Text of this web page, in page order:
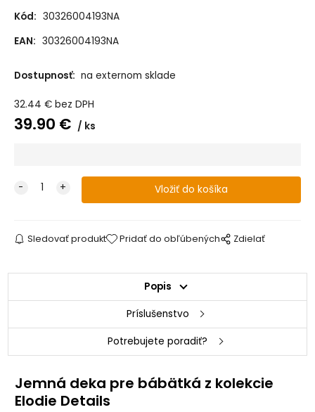
Kód: 30326004193NA
EAN: 30326004193NA
Dostupnosť: na externom sklade
32.44 € bez DPH
39.90 € ks
Sledovať produkt Pridať do obľúbených Zdielať
Popis
Príslušenstvo
Potrebujete poradiť?
Jemná deka pre bábätká z kolekcie
Elodie Details